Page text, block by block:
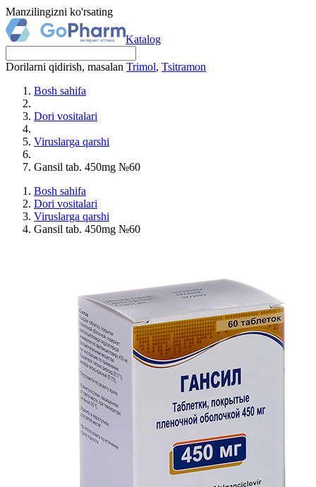
Manzilingizni ko'rsating
Katalog
Dorilarni qidirish, masalan Trimol, Tsitramon
Bosh sahifa
Dori vositalari
Viruslarga qarshi
Gansil tab. 450mg №60
Bosh sahifa
Dori vositalari
Viruslarga qarshi
Gansil tab. 450mg №60